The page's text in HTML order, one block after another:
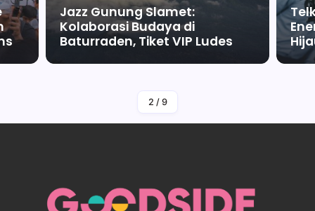
Jazz Gunung Slamet:
Kolaborasi Budaya di
Baturraden, Tiket VIP Ludes
2 / 9